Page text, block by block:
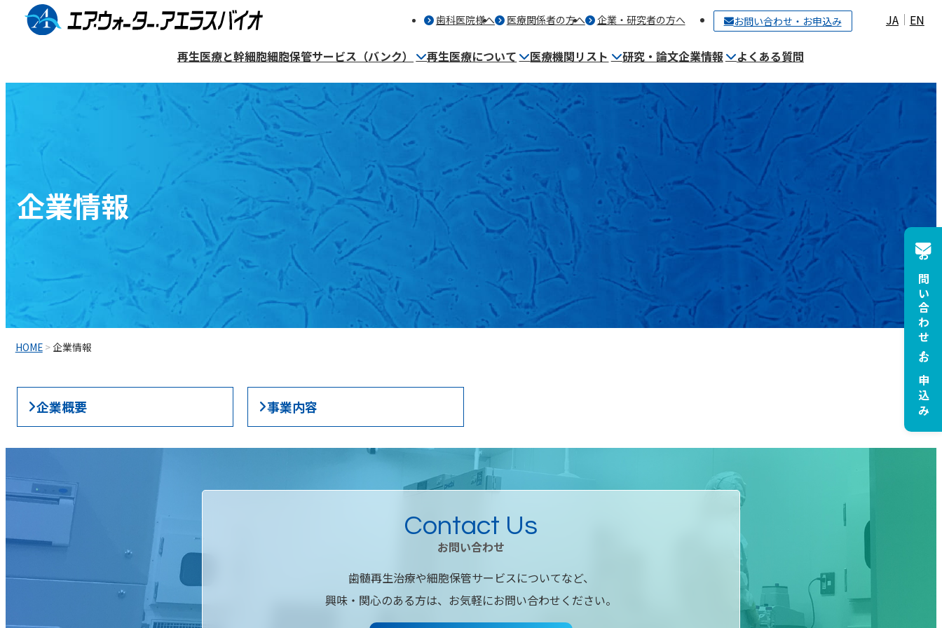
ン
ツ
歯科医院様へ 医療関係者の方へ 企業・研究者の方へ お問い合わせ・お申込み EN
JA
再生医療と幹細胞細胞保管サービス（バンク）
細胞保管サービス（バンク）
歯髄幹細胞について 細胞保管サービス（バンク）とは
ご契約〜細胞保管までの流れ
保管プランと料金
保管者・歯科医師の声
細胞培養施設（CPC）について
細胞の利用について
マンガ～バンク保管編～
再生医療について
再生医療について
歯髄再生治療
歯髄再生治療について
一般的な治療法との違い
象牙質再生について
歯髄再生治療をご検討の方へ
マンガ〜歯髄再生治療編〜
医療機関リスト
医療機関リスト
提携歯科医院検索ページ 再生医療を提供する医療機関
研究・論文企業情報
企業情報
企業概要 事業内容
よくある質問
企業情報
HOME> 企業情報
企業概要 事業内容
Contact Us
お問い合わせ
歯髄再生治療や細胞保管サービスについてなど、
興味・関心のある方は、お気軽にお問い合わせください。
お問い合わせ・お申込み